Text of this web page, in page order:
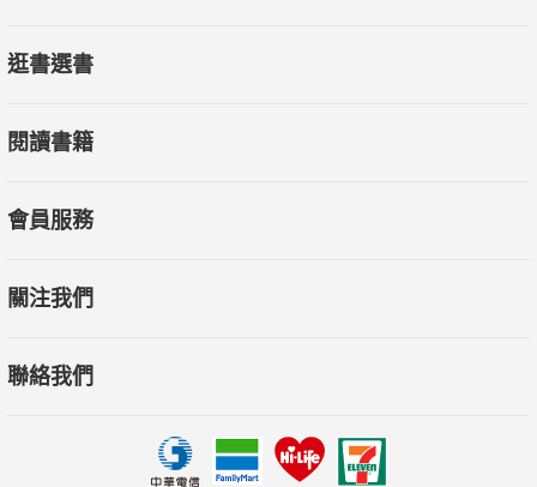
逛書選書
閱讀書籍
會員服務
關注我們
聯絡我們